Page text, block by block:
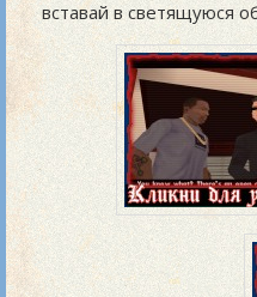
вставай в светящуюся